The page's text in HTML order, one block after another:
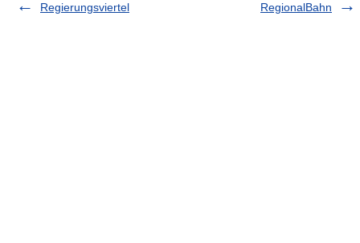
Regierungsviertel
RegionalBahn